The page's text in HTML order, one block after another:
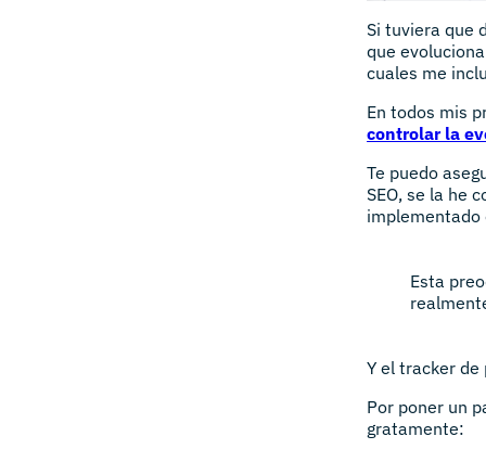
Si tuviera que
que
cuales me
En todos mis
controlar la
Te puedo
SEO, se la he
Esta
Y el tracker
Por poner un
gratamente: